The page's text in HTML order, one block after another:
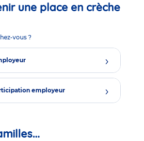
une place en crèche
vous ?
employeur